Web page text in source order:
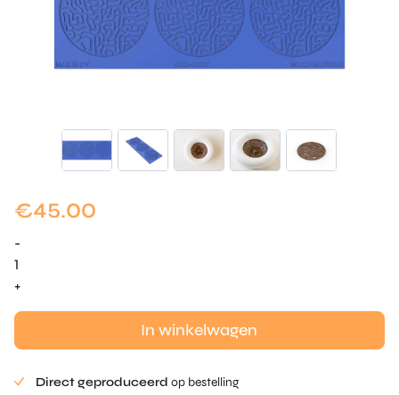
€45.00
-
Organic
Tuille
+
In winkelwagen
Direct geproduceerd op bestelling